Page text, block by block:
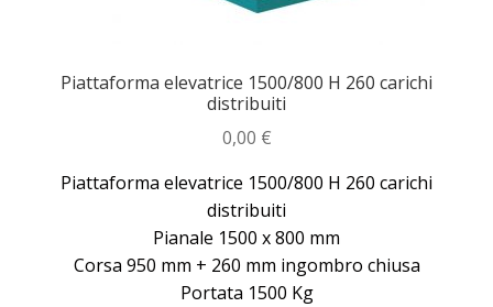
Piattaforma elevatrice 1500/800 H 260 carichi
distribuiti
0,00 €
Piattaforma elevatrice 1500/800 H 260 carichi
distribuiti
Pianale 1500 x 800 mm
Corsa 950 mm + 260 mm ingombro chiusa
Portata 1500 Kg